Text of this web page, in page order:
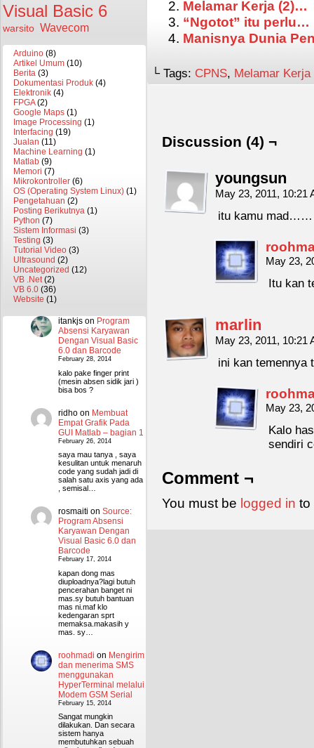
Visual Basic 6
warsito Wavecom
Arduino (8)
Artikel Umum (10)
Berita (3)
Dokumentasi Produk (4)
Elektronik (4)
FPGA(2)
Google Maps (1)
Image Processing (1)
Interfacing (19)
Jualan (11)
Machine Learning (1)
Matlab (9)
Memori (7)
Mikrokontroller (6)
OS (Operating System Linux) (1)
Pengetahuan (2)
Posting Berikutnya (1)
Python (7)
Sistem Informasi (3)
Testing (3)
Tutorial Video (3)
Ultrasound (2)
Uncategorized (12)
VB .Net(2)
VB 6.0 (36)
Website (1)
itankjs on Program
Absensi Karyawan
Dengan Visual Basic
6.0 dan Barcode
February 28, 2014
kalo pake finger print
(mesin absen sidik jari )
bisa bos ?
ridho on Membuat
Empat Grafik Pada
GUI Matlab – bagian 1
February 26, 2014
saya mau tanya , saya
kesulitan untuk menaruh
code yang sudah jadi di
salah satu axis yang ada
, semisal…
rosmaiti on Source:
Program Absensi
Karyawan Dengan
Visual Basic 6.0 dan
Barcode
February 17, 2014
kapan dong mas
diuploadnya?lagi butuh
pencerahan banget ni
mas.sy butuh bantuan
mas ni.maf klo
kedengaran sprt
memaksa.makasih y
mas. sy…
roohmadi on Mengirim
dan menerima SMS
menggunakan
HyperTerminal melalui
Modem GSM Serial
February 15, 2014
Sangat mungkin
dilakukan. Dan secara
sistem hanya
membutuhkan sebuah
Melamar Kerja (2)…
“Ngotot” itu perlu…
Manisnya Dunia
└ Tags: CPNS, Melamar Kerja
Discussion (4) ¬
youngsun
May 23, 2011, 10:21
itu kamu
May 23,
Itu kan
marlin
May 23, 2011, 10:21
ini kan temennya
May 23,
Kalo
sendiri
Comment ¬
You must be logged in to